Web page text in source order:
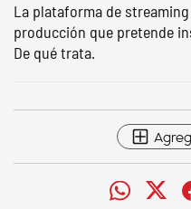
La plataforma de
producción que pretende
De qué trata.